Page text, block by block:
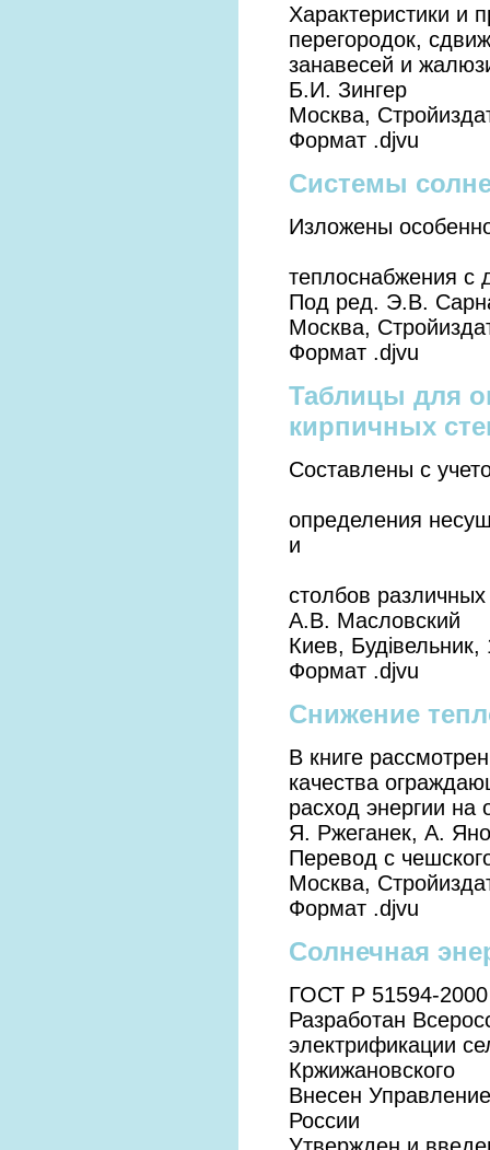
Характеристики и
перегородок,
занавесей и
Б.И. Зингер
Москва,
Формат .djvu
Системы
Изложены
теплоснабжения с
Под ред. Э.В.
Москва,
Формат .djvu
Таблицы для
кирпичных
Составлены с
определения
и
столбов
А.В. Масловский
Киев, Будiвельник,
Формат .djvu
Снижение
В книге
качества
расход энергии на
Я. Ржеганек, А.
Перевод с
Москва,
Формат .djvu
Солнечная
ГОСТ Р 51594-2000
Разработан
электрификации
Кржижановского
Внесен
России